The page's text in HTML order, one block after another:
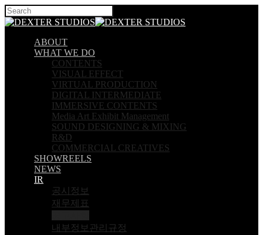
ABOUT
WHAT WE DO
CONTENTS
VISUAL EFFECT
VIRTUAL PRODUCTION
DIGITAL INTERMEDIATE
IMMERSIVE CONTENTS
Media Art Exhibit Management
SOUND DESIGNING & MIXING
R&D
COMMERCIAL CREATIVES
SHOWREELS
NEWS
IR
공시정보
재무제표
내부정보관리규정